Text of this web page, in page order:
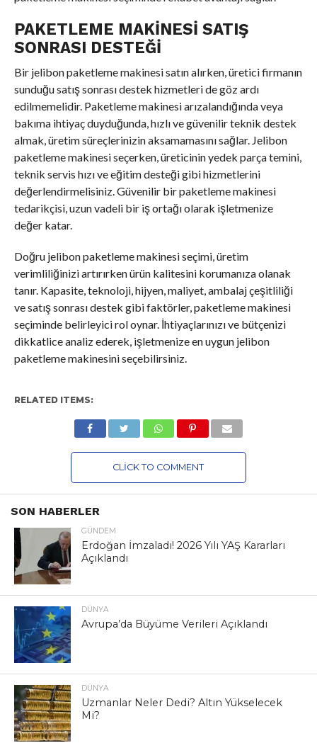
PAKETLEME MAKINESI SATIŞ
SONRASI DESTEĞI
Bir jelibon paketleme makinesi satın alırken, üretici firmanın
sunduğu satış sonrası destek hizmetleri de göz ardı
edilmemelidir. Paketleme makinesi arızalandığında veya
bakıma ihtiyaç duyduğunda, hızlı ve güvenilir teknik destek
almak, üretim süreçlerinizin aksamamasını sağlar. Jelibon
paketleme makinesi seçerken, üreticinin yedek parça temini,
teknik servis hızı ve eğitim desteği gibi hizmetlerini
değerlendirmelisiniz. Güvenilir bir paketleme makinesi
tedarikçisi, uzun vadeli bir iş ortağı olarak işletmenize
değer katar.
Doğru jelibon paketleme makinesi seçimi, üretim
verimliliğinizi artırırken ürün kalitesini korumanıza olanak
tanır. Kapasite, teknoloji, hijyen, maliyet, ambalaj çeşitliliği
ve satış sonrası destek gibi faktörler, paketleme makinesi
seçiminde belirleyici rol oynar. İhtiyaçlarınızı ve bütçenizi
dikkatlice analiz ederek, işletmenize en uygun jelibon
paketleme makinesini seçebilirsiniz.
RELATED ITEMS:
CLICK TO COMMENT
SON HABERLER
GÜNDEM
Erdoğan İmzaladı! 2026 Yılı YAŞ Kararları
Açıklandı
DÜNYA
Avrupa’da Büyüme Verileri Açıklandı
DÜNYA
Uzmanlar Neler Dedi? Altın Yükselecek
Mi?